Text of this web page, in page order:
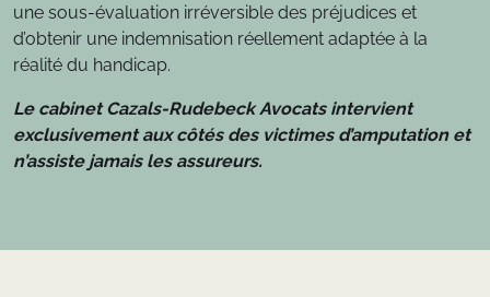
une sous-évaluation irréversible des préjudices et
d’obtenir une indemnisation réellement adaptée à la
réalité du handicap.
Le cabinet Cazals-Rudebeck Avocats intervient
exclusivement aux côtés des victimes d’amputation et
n’assiste jamais les assureurs.